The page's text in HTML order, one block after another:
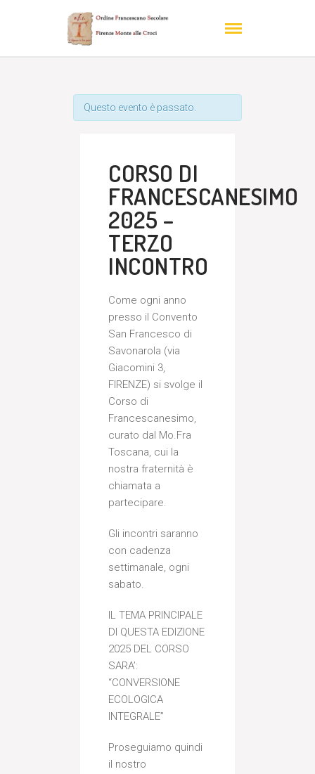
Questo evento è passato.
CORSO DI
FRANCESCANESIMO
2025 –
TERZO
INCONTRO
Come ogni anno
presso il Convento
San Francesco di
Savonarola (via
Giacomini 3,
FIRENZE) si svolge il
Corso di
Francescanesimo,
curato dal Mo.Fra
Toscana, cui la
nostra fraternità è
chiamata a
partecipare.
Gli incontri saranno
con cadenza
settimanale, ogni
sabato.
IL TEMA PRINCIPALE
DI QUESTA EDIZIONE
2025 DEL CORSO
SARA’:
“CONVERSIONE
ECOLOGICA
INTEGRALE”
Proseguiamo quindi
il nostro